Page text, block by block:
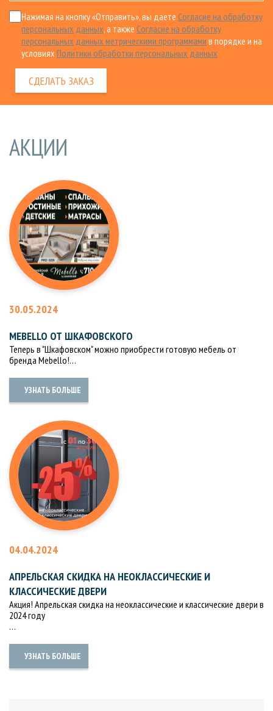
Нажимая на кнопку «Отправить», вы даете Согласие на обработку
персональных данных, а также Согласие на обработку
персональных данных метрическими программами в порядке и на
условиях Политики обработки персональных данных
АКЦИИ
30.05.2024
MEBELLO ОТ ШКАФОВСКОГО
Теперь в "Шкафовском" можно приобрести готовую мебель от
бренда Mebello!…
УЗНАТЬ БОЛЬШЕ
04.04.2024
АПРЕЛЬСКАЯ СКИДКА НА НЕОКЛАССИЧЕСКИЕ И
КЛАССИЧЕСКИЕ ДВЕРИ
Акция! Апрельская скидка на неоклассические и классические двери в
2024 году
…
УЗНАТЬ БОЛЬШЕ